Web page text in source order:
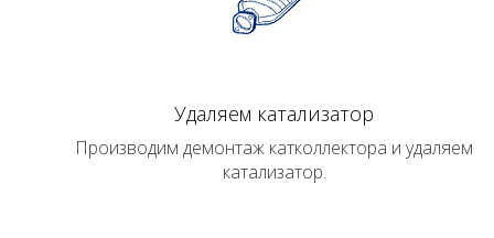
Удаляем катализатор
Производим демонтаж катколлектора и удаляем
катализатор.